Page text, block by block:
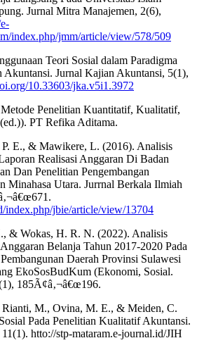
Jurnal Mitra Manajemen, 2(6),
index.php/jmm/article/view/578/509
Teori Sosial dalam Paradigma
Akuntansi. Jurnal Kajian Akuntansi, 5(1),
10.33603/jka.v5i1.3972
Penelitian Kuantitatif, Kualitatif,
PT Refika Aditama.
E., & Mawikere, L. (2016). Analisis
Realisasi Anggaran Di Badan
Dan Penelitian Pengembangan
Minahasa Utara. Jurrnal Berkala Ilmiah
index.php/jbie/article/view/13704
& Wokas, H. R. N. (2022). Analisis
Belanja Tahun 2017-2020 Pada
Daerah Provinsi Sulawesi
EkoSosBudKum (Ekonomi, Sosial.
185Ã¢â‚¬â€œ196.
M., Ovina, M. E., & Meiden, C.
Pada Penelitian Kualitatif Akuntansi.
htto://stp-mataram.e-journal.id/JIH